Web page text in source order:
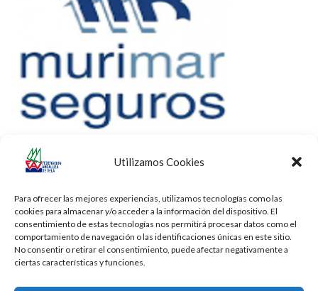
Utilizamos Cookies
Para ofrecer las mejores experiencias, utilizamos tecnologías como las
cookies para almacenar y/o acceder a la información del dispositivo. El
consentimiento de estas tecnologías nos permitirá procesar datos como el
comportamiento de navegación o las identificaciones únicas en este sitio.
No consentir o retirar el consentimiento, puede afectar negativamente a
ciertas características y funciones.